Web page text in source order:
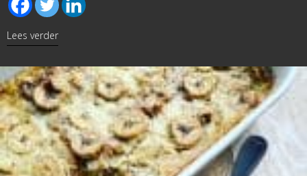
Lees verderabout Bananenbrood met pompoenpuree